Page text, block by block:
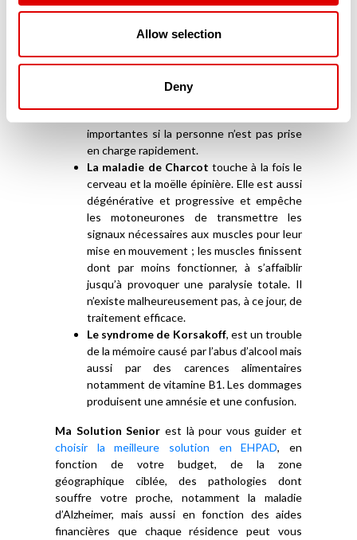
Allow selection
Deny
L’AVC (Accident Vasculaire Cérébral)
intervient lorsque le cerveau n’est plus
l’oxygène, ni les nutriments qui lui sont
nécessaires. Dès-lors, les cellules du
importantes si la personne n’est pas prise
en charge rapidement.
La maladie de Charcot touche à la fois le
cerveau et la moëlle épinière. Elle est aussi
dégénérative et progressive et empêche
les motoneurones de transmettre les
signaux nécessaires aux muscles pour leur
mise en mouvement ; les muscles finissent
dont par moins fonctionner, à s’affaiblir
jusqu’à provoquer une paralysie totale. Il
n’existe malheureusement pas, à ce jour, de
traitement efficace.
Le syndrome de Korsakoff, est un trouble
de la mémoire causé par l’abus d’alcool mais
aussi par des carences alimentaires
notamment de vitamine B1. Les dommages
produisent une amnésie et une confusion.
Ma Solution Senior est là pour vous guider et
choisir la meilleure solution en EHPAD, en
fonction de votre budget, de la zone
géographique ciblée, des pathologies dont
souffre votre proche, notamment la maladie
d’Alzheimer, mais aussi en fonction des aides
financières que chaque résidence peut vous